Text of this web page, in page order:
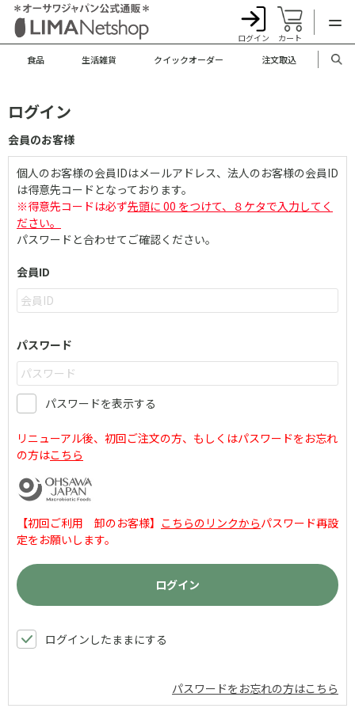
ログイン カート
食品 生活雑貨 クイックオーダー 注文取込
ログイン
会員のお客様
個人のお客様の会員IDはメールアドレス、法人のお客様の会員ID
は得意先コードとなっております。
※得意先コードは必ず先頭に 00 をつけて、８ケタで入力してく
ださい。
パスワードと合わせてご確認ください。
会員ID
パスワード
パスワードを表示する
リニューアル後、初回ご注文の方、もしくはパスワードをお忘れ
の方はこちら
【初回ご利用 卸のお客様】 こちらのリンクからパスワード再設
定をお願いします。
ログインしたままにする
パスワードをお忘れの方はこちら